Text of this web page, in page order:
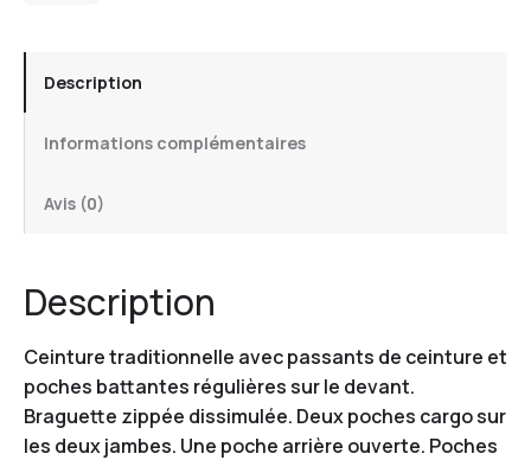
Description
Informations complémentaires
Avis (0)
Description
Ceinture traditionnelle avec passants de ceinture et
poches battantes régulières sur le devant.
Braguette zippée dissimulée. Deux poches cargo sur
les deux jambes. Une poche arrière ouverte. Poches